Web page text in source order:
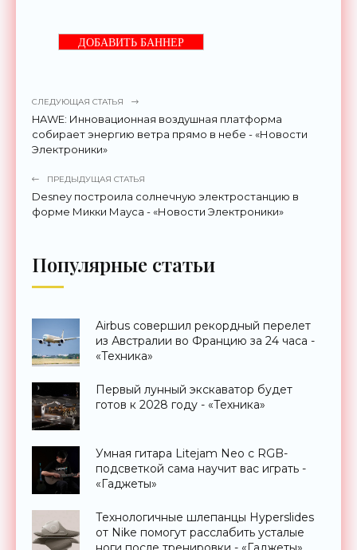
ДОБАВИТЬ БАННЕР
СЛЕДУЮЩАЯ СТАТЬЯ
HAWE: Инновационная воздушная платформа
собирает энергию ветра прямо в небе - «Новости
Электроники»
ПРЕДЫДУЩАЯ СТАТЬЯ
Desney построила солнечную электростанцию в
форме Микки Мауса - «Новости Электроники»
Популярные статьи
Airbus совершил рекордный перелет
из Австралии во Францию за 24 часа -
«Техника»
Первый лунный экскаватор будет
готов к 2028 году - «Техника»
Умная гитара Litejam Neo с RGB-
подсветкой сама научит вас играть -
«Гаджеты»
Технологичные шлепанцы Hyperslides
от Nike помогут расслабить усталые